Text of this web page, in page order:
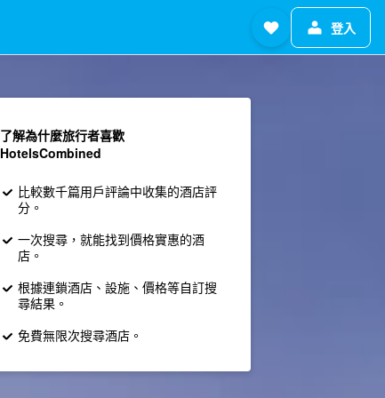
登入
了解為什麼旅行者喜歡
HotelsCombined
比較數千篇用戶評論中收集的酒店評
分。
一次搜尋，就能找到價格實惠的酒
店。
根據連鎖酒店、設施、價格等自訂搜
尋結果。
免費無限次搜尋酒店。